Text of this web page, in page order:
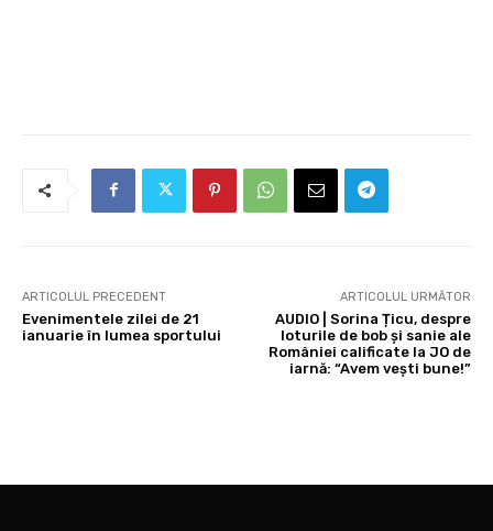
ARTICOLUL PRECEDENT
Evenimentele zilei de 21
ianuarie în lumea sportului
ARTICOLUL URMĂTOR
AUDIO | Sorina Țicu, despre
loturile de bob și sanie ale
României calificate la JO de
iarnă: “Avem vești bune!”